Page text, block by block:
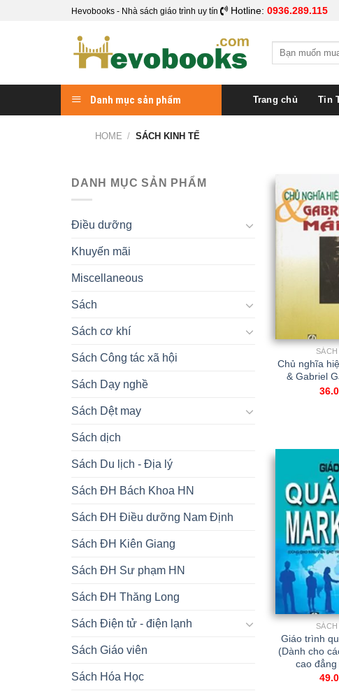
Hevobooks - Nhà sách giáo trình uy tín Hotline: 0936.289.115
Search
Danh mục sản phẩm Trang chủ Tin
HOME / SÁCH KINH TẾ
DANH MỤC SẢN PHẨM
Điều dưỡng
Khuyến mãi
Miscellaneous
Sách
Sách cơ khí
Sách Công tác xã hội
Sách Dạy nghề
Sách Dệt may
Sách dịch
Sách Du lịch - Địa lý
Sách ĐH Bách Khoa HN
Sách ĐH Điều dưỡng Nam Định
Sách ĐH Kiên Giang
Sách ĐH Sư phạm HN
Sách ĐH Thăng Long
Sách Điện tử - điện lạnh
Sách Giáo viên
Sách Hóa Học
Chủ nghĩa
& Gabriel
Giáo trình
(Dành cho
cao